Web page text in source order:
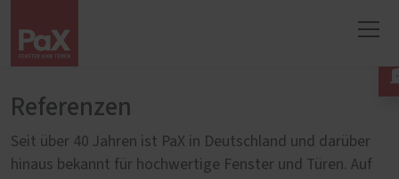
Referenzen
Seit über 40 Jahren ist PaX in Deutschland und darüber
hinaus bekannt für hochwertige Fenster und Türen. Auf